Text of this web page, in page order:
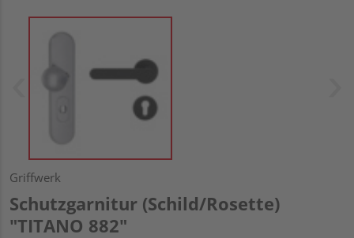
Griffwerk
Schutzgarnitur (Schild/Rosette)
"TITANO 882"